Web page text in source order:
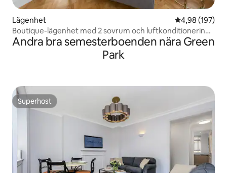
Lägenhet 4,98 av 5 i
4,98 (197)
Boutique-lägenhet med 2 sovrum och luftkonditionering i
centrala London
Andra bra semesterboenden nära Green
Park
Superhost
Superhost